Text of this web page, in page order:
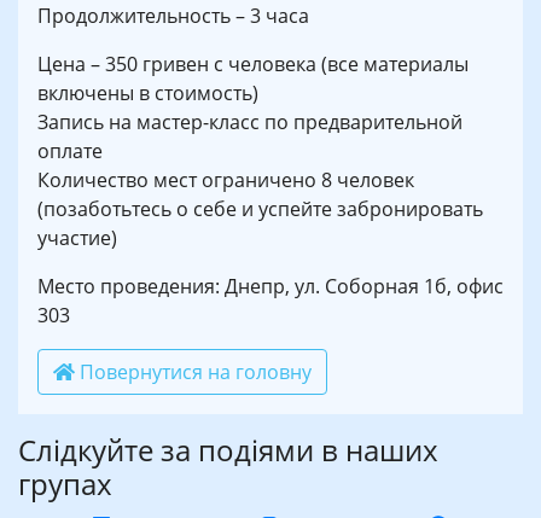
Продолжительность – 3 часа
Цена – 350 гривен с человека (все материалы
включены в стоимость)
Запись на мастер-класс по предварительной
оплате
Количество мест ограничено 8 человек
(позаботьтесь о себе и успейте забронировать
участие)
Место проведения: Днепр, ул. Соборная 1б, офис
303
Повернутися на головну
Слідкуйте за подіями в наших
групах